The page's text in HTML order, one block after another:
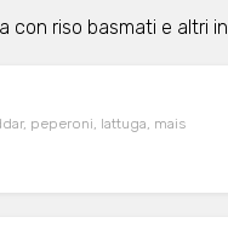
con riso basmati e altri
peperoni, lattuga, mais